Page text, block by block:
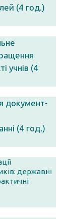
(4 год.)
учнів (4
документ-
(4 год.)
державні